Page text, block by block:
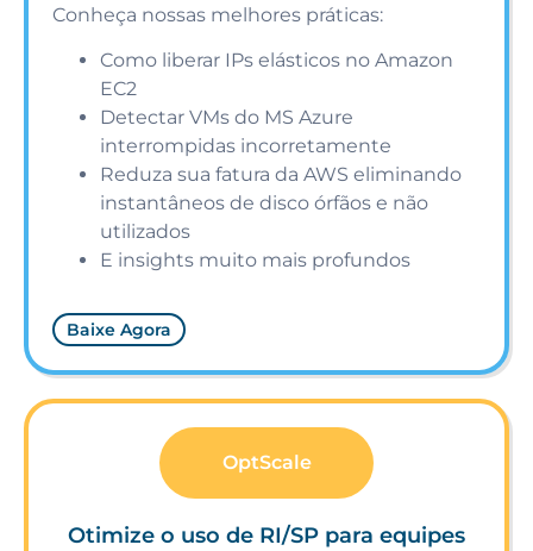
Conheça nossas melhores práticas:
Como liberar IPs elásticos no Amazon
EC2
Detectar VMs do MS Azure
interrompidas incorretamente
Reduza sua fatura da AWS eliminando
instantâneos de disco órfãos e não
utilizados
E insights muito mais profundos
Baixe Agora
OptScale
Otimize o uso de RI/SP para equipes